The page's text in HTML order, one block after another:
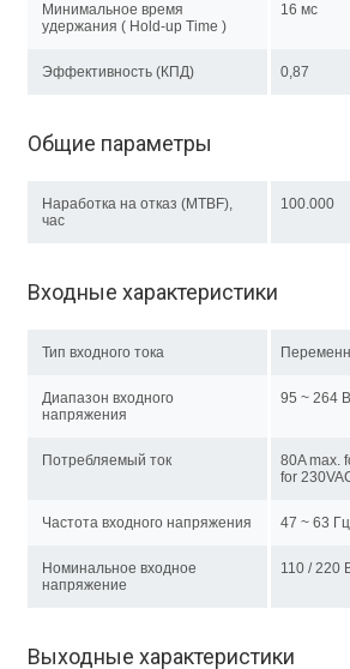
Минимальное время
удержания ( Hold-up Time )
16 мс
Эффективность (КПД) 0,87
Общие параметры
Наработка на отказ (MTBF),
час
100.000
Входные характеристики
Тип входного тока
Диапазон входного
напряжения
95 ~ 264
Потребляемый ток
80A max.
for
Частота входного напряжения 47 ~ 63
Номинальное входное
напряжение
110 / 220
Выходные характеристики